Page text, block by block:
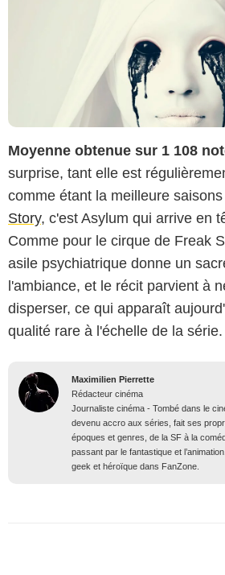
Moyenne obtenue sur 1 108
surprise, tant elle est
comme étant la meilleure
Story, c'est Asylum qui arrive en
Comme pour le cirque de Freak
asile psychiatrique donne un
l'ambiance, et le récit parvient à
disperser, ce qui apparaît
qualité rare à l'échelle de la série.
Maximilien Pierrette
Rédacteur cinéma
Journaliste cinéma - Tombé dans le
devenu accro aux séries, fait ses
époques et genres, de la SF à la
passant par le fantastique et
geek et héroïque dans FanZone.